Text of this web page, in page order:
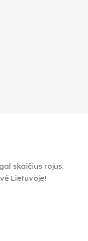
skaičius rojus.
Lietuvoje!